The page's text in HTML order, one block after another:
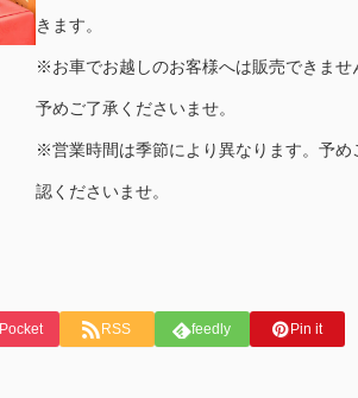
きます。
※お車でお越しのお客様へは販売できませ
予めご了承くださいませ。
※営業時間は季節により異なります。予め
認くださいませ。
Pocket RSS feedly Pin it